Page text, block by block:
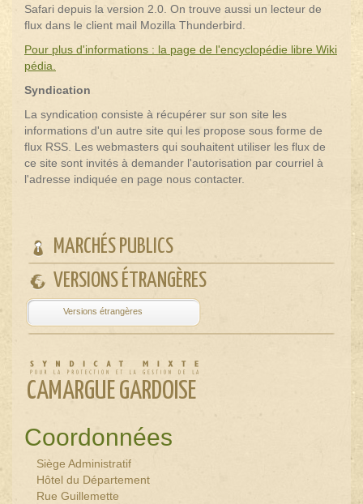
Safari depuis la version 2.0. On trouve aussi un lecteur de
flux dans le client mail Mozilla Thunderbird.
Pour plus d'informations : la page de l'encyclopédie libre Wiki
pédia.
Syndication
La syndication consiste à récupérer sur son site les
informations d'un autre site qui les propose sous forme de
flux RSS. Les webmasters qui souhaitent utiliser les flux de
ce site sont invités à demander l'autorisation par courriel à
l'adresse indiquée en page nous contacter.
MARCHÉS PUBLICS
VERSIONS ÉTRANGÈRES
Powered by
CAMARGUE GARDOISE
Coordonnées
Siège Administratif
Hôtel du Département
Rue Guillemette